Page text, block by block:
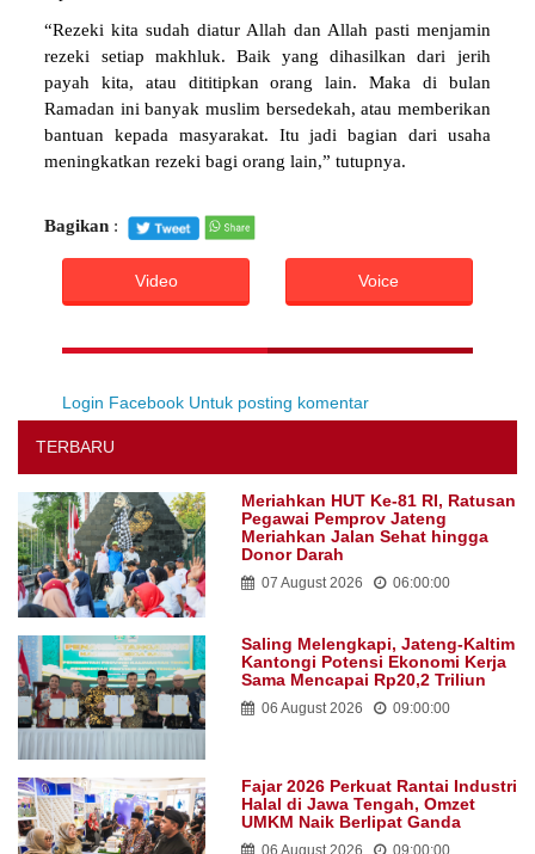
“Rezeki kita sudah diatur Allah dan Allah pasti menjamin
rezeki setiap makhluk. Baik yang dihasilkan dari jerih
payah kita, atau dititipkan orang lain. Maka di bulan
Ramadan ini banyak muslim bersedekah, atau memberikan
bantuan kepada masyarakat. Itu jadi bagian dari usaha
meningkatkan rezeki bagi orang lain,” tutupnya.
Bagikan :
Video Voice
Login Facebook Untuk posting komentar
TERBARU
Meriahkan HUT Ke-81 RI, Ratusan
Pegawai Pemprov Jateng
Meriahkan Jalan Sehat hingga
Donor Darah
07 August 2026 06:00:00
Saling Melengkapi, Jateng-Kaltim
Kantongi Potensi Ekonomi Kerja
Sama Mencapai Rp20,2 Triliun
06 August 2026 09:00:00
Fajar 2026 Perkuat Rantai Industri
Halal di Jawa Tengah, Omzet
UMKM Naik Berlipat Ganda